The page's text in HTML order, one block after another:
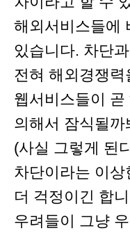
해외서비스들에
있습니다. 차단
전혀 해외경쟁
웹서비스들이
의해서 잠식될
(사실 그렇게 된
차단이라는 이
더 걱정이긴 합
우려들이 그냥